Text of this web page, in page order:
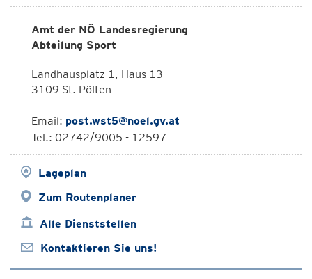
Amt der NÖ Landesregierung
Abteilung Sport
Landhausplatz 1, Haus 13
3109 St. Pölten
Email: post.wst5@noel.gv.at
Tel.: 02742/9005 - 12597
Lageplan
Zum Routenplaner
Alle Dienststellen
Kontaktieren Sie uns!